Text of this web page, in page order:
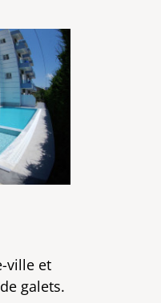
ville et
galets.